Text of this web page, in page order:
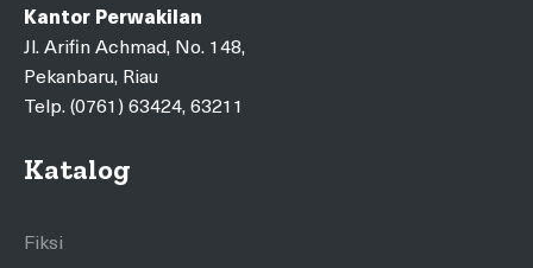
Kantor Perwakilan
Jl. Arifin Achmad, No. 148,
Pekanbaru, Riau
Telp. (0761) 63424, 63211
Katalog
Fiksi